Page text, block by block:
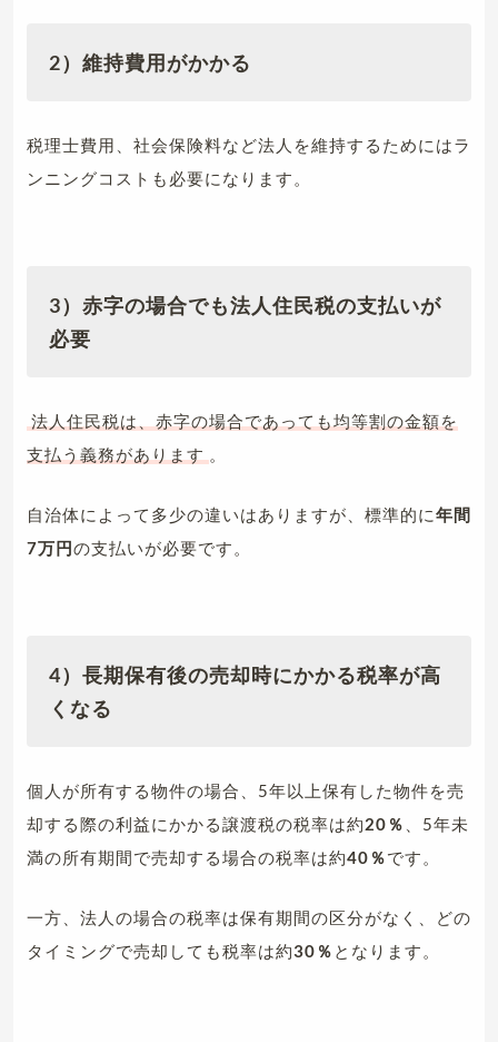
2）維持費用がかかる
税理士費用、社会保険料など法人を維持するためにはラ
ンニングコストも必要になります。
3）赤字の場合でも法人住民税の支払いが
必要
法人住民税は、赤字の場合であっても均等割の金額を
支払う義務があります 。
自治体によって多少の違いはありますが、標準的に年間
7万円の支払いが必要です。
4）長期保有後の売却時にかかる税率が高
くなる
個人が所有する物件の場合、5年以上保有した物件を売
却する際の利益にかかる譲渡税の税率は約20％
、5年未
満の所有期間で売却する場合の税率は約40％です。
一方、法人の場合の税率は保有期間の区分がなく、どの
タイミングで売却しても税率は約30％ となります。